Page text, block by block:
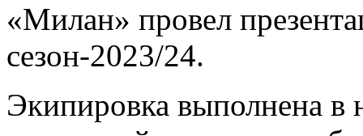
«Милан» провел
сезон-2023/24.
Экипировка выполнена в